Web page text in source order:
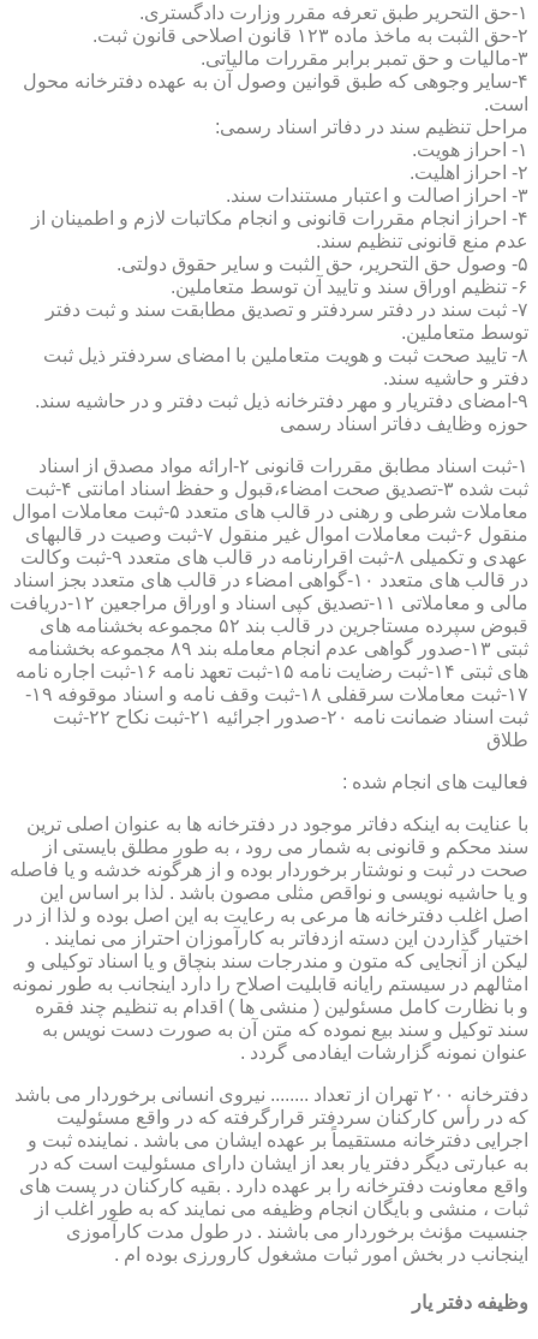
۱-حق التحریر طبق تعرفه مقرر وزارت دادگستری.
۲-حق الثبت به ماخذ ماده ۱۲۳ قانون اصلاحی قانون ثبت.
۳-مالیات و حق تمبر برابر مقررات مالیاتی.
۴-سایر وجوهی که طبق قوانین وصول آن به عهده دفترخانه محول
است.
مراحل تنظیم سند در دفاتر اسناد رسمی:
۱- احراز هویت.
۲- احراز اهلیت.
۳- احراز اصالت و اعتبار مستندات سند.
۴- احراز انجام مقررات قانونی و انجام مکاتبات لازم و اطمینان از
عدم منع قانونی تنظیم سند.
۵- وصول حق التحریر، حق الثبت و سایر حقوق دولتی.
۶- تنظیم اوراق سند و تایید آن توسط متعاملین.
۷- ثبت سند در دفتر سردفتر و تصدیق مطابقت سند و ثبت دفتر
توسط متعاملین.
۸- تایید صحت ثبت و هویت متعاملین با امضای سردفتر ذیل ثبت
دفتر و حاشیه سند.
۹-امضای دفتریار و مهر دفترخانه ذیل ثبت دفتر و در حاشیه سند.
حوزه وظایف دفاتر اسناد رسمی
۱-ثبت اسناد مطابق مقررات قانونی ۲-ارائه مواد مصدق از اسناد
ثبت شده ۳-تصدیق صحت امضاء،قبول و حفظ اسناد امانتی ۴-ثبت
معاملات شرطی و رهنی در قالب های متعدد ۵-ثبت معاملات اموال
منقول ۶-ثبت معاملات اموال غیر منقول ۷-ثبت وصیت در قالبهای
عهدی و تکمیلی ۸-ثبت اقرارنامه در قالب های متعدد ۹-ثبت وکالت
در قالب های متعدد ۱۰-گواهی امضاء در قالب های متعدد بجز اسناد
مالی و معاملاتی ۱۱-تصدیق کپی اسناد و اوراق مراجعین ۱۲-دریافت
قبوض سپرده مستاجرین در قالب بند ۵۲ مجموعه بخشنامه های
ثبتی ۱۳-صدور گواهی عدم انجام معامله بند ۸۹ مجموعه بخشنامه
های ثبتی ۱۴-ثبت رضایت نامه ۱۵-ثبت تعهد نامه ۱۶-ثبت اجاره نامه
۱۷-ثبت معاملات سرقفلی ۱۸-ثبت وقف نامه و اسناد موقوفه ۱۹-
ثبت اسناد ضمانت نامه ۲۰-صدور اجرائیه ۲۱-ثبت نکاح ۲۲-ثبت
طلاق
فعالیت های انجام شده :
با عنایت به اینکه دفاتر موجود در دفترخانه ها به عنوان اصلی ترین
سند محکم و قانونی به شمار می رود ، به طور مطلق بایستی از
صحت در ثبت و نوشتار برخوردار بوده و از هرگونه خدشه و یا فاصله
و یا حاشیه نویسی و نواقص مثلی مصون باشد . لذا بر اساس این
اصل اغلب دفترخانه ها مرعی به رعایت به این اصل بوده و لذا از در
اختیار گذاردن این دسته ازدفاتر به کارآموزان احتراز می نمایند .
لیکن از آنجایی که متون و مندرجات سند بنچاق و یا اسناد توکیلی و
امثالهم در سیستم رایانه قابلیت اصلاح را دارد اینجانب به طور نمونه
و با نظارت کامل مسئولین ( منشی ها ) اقدام به تنظیم چند فقره
سند توکیل و سند بیع نموده که متن آن به صورت دست نویس به
عنوان نمونه گزارشات ایفادمی گردد .
دفترخانه ۲۰۰ تهران از تعداد ........ نیروی انسانی برخوردار می باشد
که در رأس کارکنان سردفتر قرارگرفته که در واقع مسئولیت
اجرایی دفترخانه مستقیماً بر عهده ایشان می باشد . نماینده ثبت و
به عبارتی دیگر دفتر یار بعد از ایشان دارای مسئولیت است که در
واقع معاونت دفترخانه را بر عهده دارد . بقیه کارکنان در پست های
ثبات ، منشی و بایگان انجام وظیفه می نمایند که به طور اغلب از
جنسیت مؤنث برخوردار می باشند . در طول مدت کارآموزی
اینجانب در بخش امور ثبات مشغول کارورزی بوده ام .
وظیفه دفتر یار